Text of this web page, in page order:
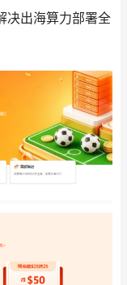
决出海算力部署全